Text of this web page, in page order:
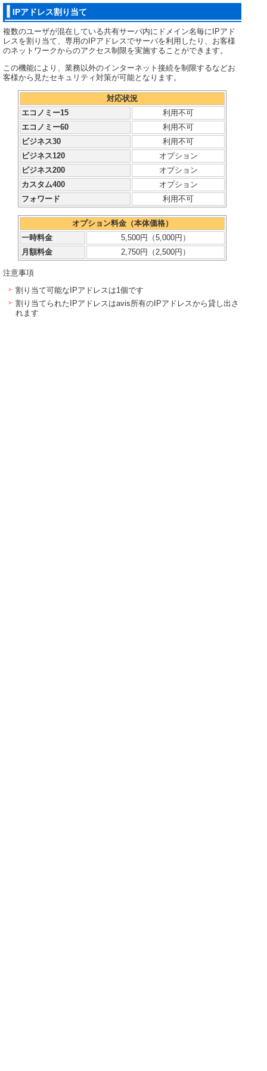
IPアドレス割り当て
複数のユーザが混在している共有サーバ内にドメイン名毎にIPアド
レスを割り当て、専用のIPアドレスでサーバを利用したり、お客様
のネットワークからのアクセス制限を実施することができます。
この機能により、業務以外のインターネット接続を制限するなどお
客様から見たセキュリティ対策が可能となります。
対応状況
エコノミー15
利用不可
エコノミー60
利用不可
ビジネス30
利用不可
ビジネス120
オプション
ビジネス200
オプション
カスタム400
オプション
フォワード
利用不可
オプション料金（本体価格）
一時料金
5,500円（5,000円）
月額料金
2,750円（2,500円）
注意事項
割り当て可能なIPアドレスは1個です
割り当てられたIPアドレスはavis所有のIPアドレスから貸し出さ
れます